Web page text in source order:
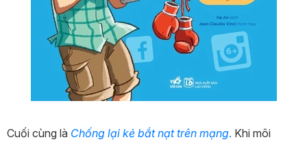
Cuối cùng là Chống lại kẻ bắt nạt trên mạng. Khi môi